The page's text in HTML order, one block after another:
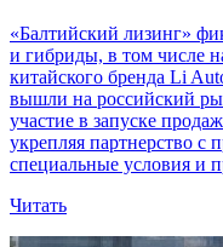
«Балтийский лизинг»
и гибриды, в том числе
китайского бренда Li
вышли на российский
участие в запуске
укрепляя партнерство с
специальные условия и
Читать